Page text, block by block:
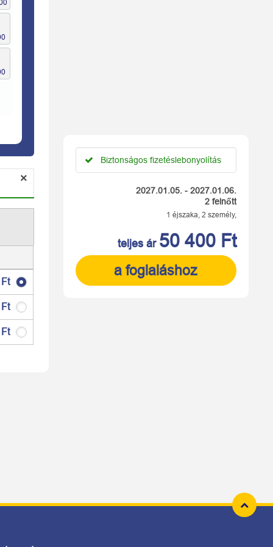
×
Biztonságos fizetéslebonyolítás
2027.01.05. - 2027.01.06.
2 felnőtt
1 éjszaka, 2 személy,
teljes ár 50 400 Ft
a foglaláshoz